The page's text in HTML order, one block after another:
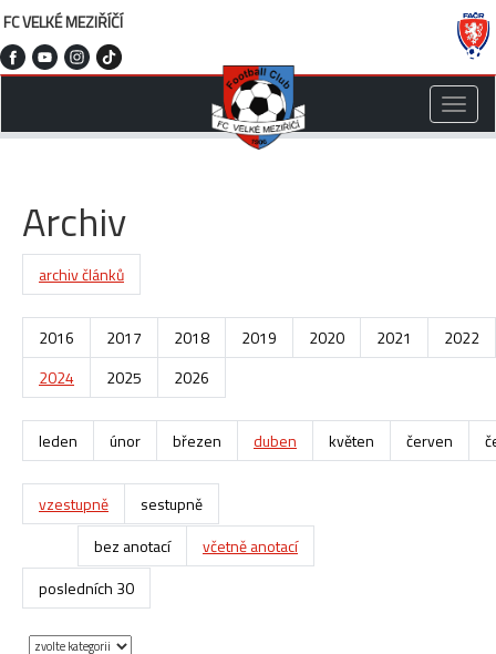
FC VELKÉ MEZIŘÍČÍ
Toggle
Archiv
archiv článků
2016 2017 2018 2019 2020 2021
2022
2024
2025 2026
leden únor březen duben květen červen
vzestupně
sestupně
bez anotací
včetně anotací
posledních 30